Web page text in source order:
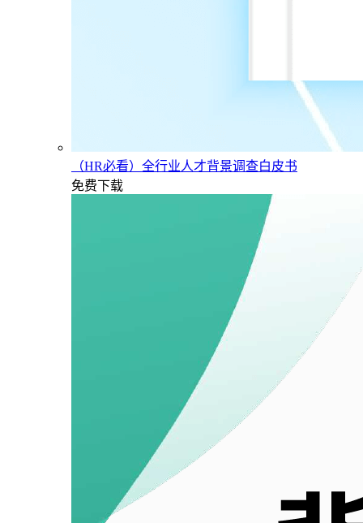
（HR必看）全行业人才背景调查白皮书
免费下载